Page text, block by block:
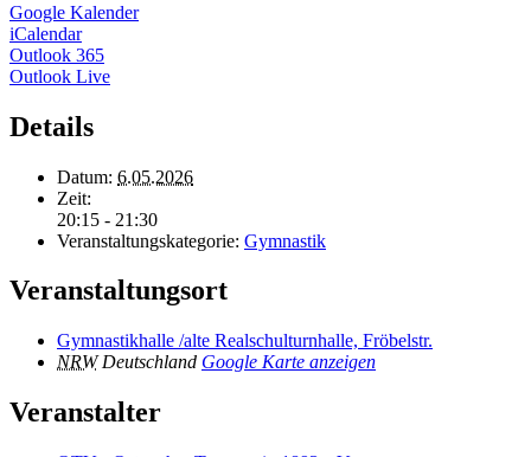
Google Kalender
iCalendar
Outlook 365
Outlook Live
Details
Datum: 6.05.2026
Zeit:
20:15 - 21:30
Veranstaltungskategorie: Gymnastik
Veranstaltungsort
Gymnastikhalle /alte Realschulturnhalle, Fröbelstr.
NRW Deutschland Google Karte anzeigen
Veranstalter